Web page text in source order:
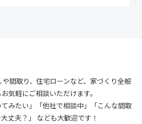
間取り、住宅ローンなど、家づくり全般
気軽にご相談いただけます。
てみたい」「他社で相談中」「こんな間取
丈夫？」 なども大歓迎です！